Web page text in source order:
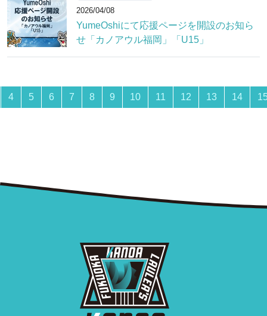
2026/04/08
YumeOshiにて応援ページを開設のお知ら
せ「カノアウル福岡」「U15」
4 5 6 7 8 9 10 11 12 13 14